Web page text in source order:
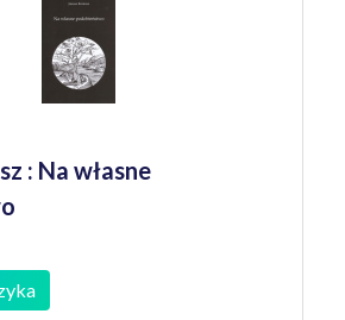
: Na własne